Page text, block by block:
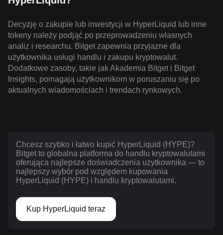
Decyzję o zakupie lub inwestycji w HyperLiquid lub inne
tokeny należy podjąć po przeprowadzeniu własnych
analiz i researchu. Bitget zapewnia przyjazne dla
użytkownika usługi handlu i zakupu kryptowalut.
Dodatkowe zasoby, takie jak Akademia Bitget i Bitget
Insights, pomagają użytkownikom w poruszaniu się po
aktualnych wiadomościach i trendach rynkowych.
Chcesz szybko i łatwo kupić HyperLiquid (HYPE)?
Bitget to globalna platforma do handlu kryptowalutami
oferująca najlepsze doświadczenia użytkownika — to
najlepszy wybór pod względem kupowania
HyperLiquid (HYPE) i handlu kryptowalutami.
Kup HyperLiquid teraz